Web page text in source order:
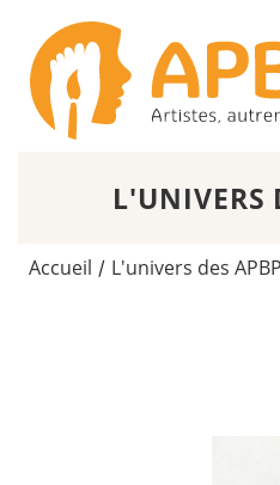
L'UNIVERS
Accueil / L'univers des APBP